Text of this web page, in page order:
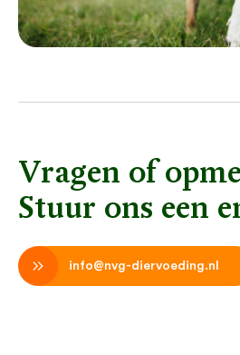
Vragen of
Stuur ons een
info@nvg-diervoeding.nl